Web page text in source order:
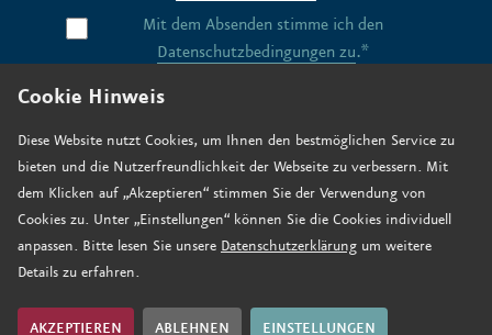
Cookie Hinweis
Diese Website nutzt Cookies, um Ihnen den bestmöglichen Service zu
bieten und die Nutzerfreundlichkeit der Webseite zu verbessern. Mit
dem Klicken auf „Akzeptieren“ stimmen Sie der Verwendung von
Cookies zu. Unter „Einstellungen“ können Sie die Cookies individuell
anpassen. Bitte lesen Sie unsere Datenschutzerklärung um weitere
Details zu erfahren.
AKZEPTIEREN ABLEHNEN EINSTELLUNGEN
Mit dem Absenden stimme ich den
Datenschutzbedingungen zu.*
Kontakt
Stellenangebote
Anfahrt
Jetzt spenden
Datenschutz